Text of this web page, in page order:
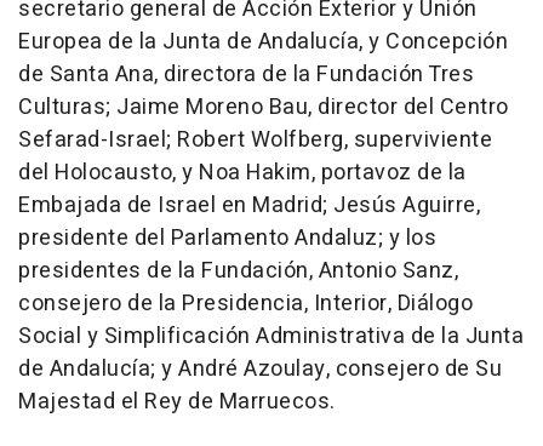
secretario general de Acción Exterior y Unión
Europea de la Junta de Andalucía, y Concepción
de Santa Ana, directora de la Fundación Tres
Culturas; Jaime Moreno Bau, director del Centro
Sefarad-Israel; Robert Wolfberg, superviviente
del Holocausto, y Noa Hakim, portavoz de la
Embajada de Israel en Madrid; Jesús Aguirre,
presidente del Parlamento Andaluz; y los
presidentes de la Fundación, Antonio Sanz,
consejero de la Presidencia, Interior, Diálogo
Social y Simplificación Administrativa de la Junta
de Andalucía; y André Azoulay, consejero de Su
Majestad el Rey de Marruecos.